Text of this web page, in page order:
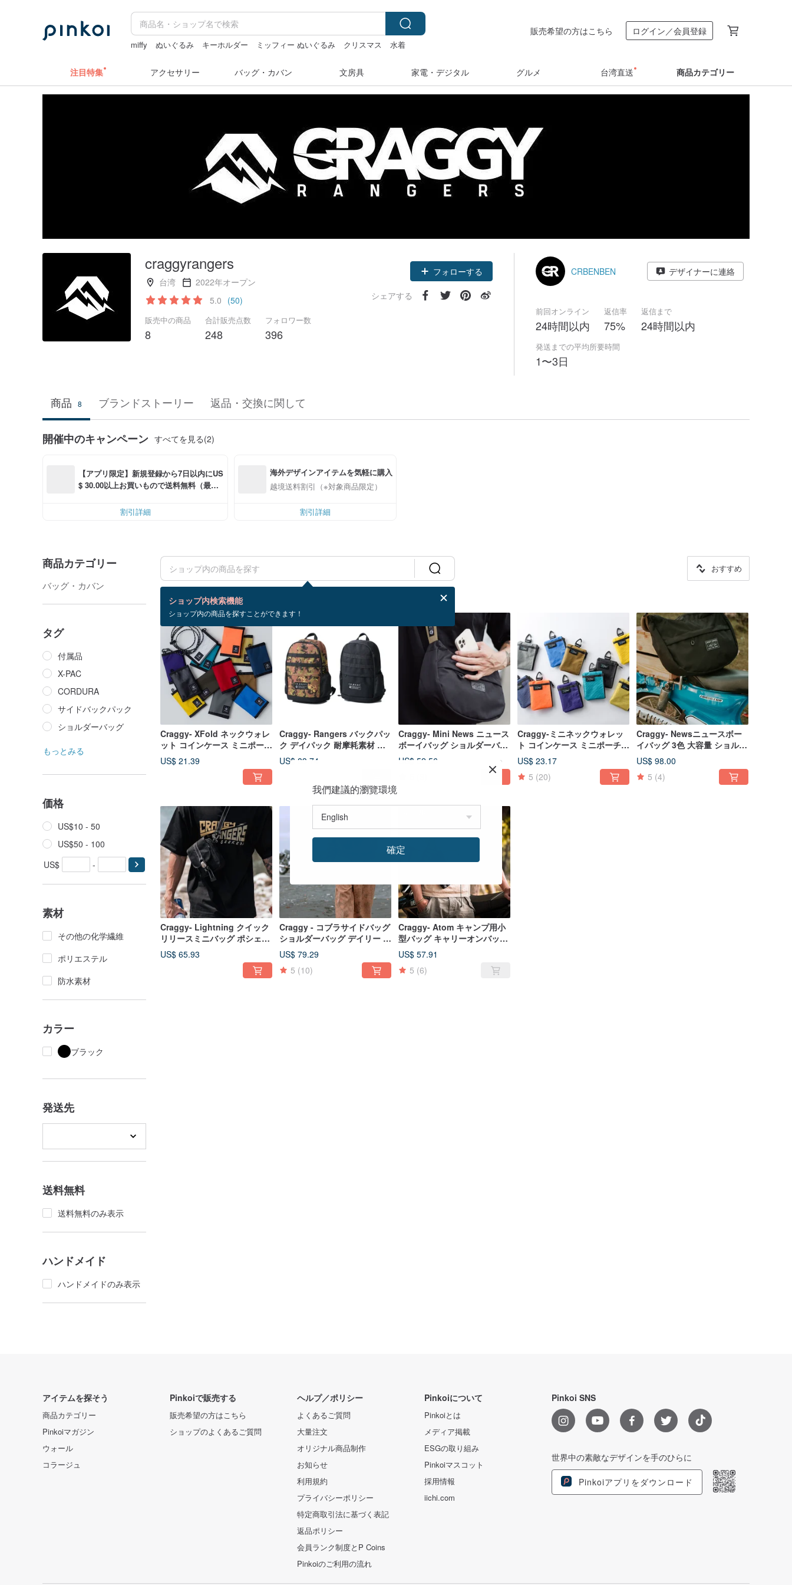
miffy ぬいぐるみ キーホルダー ミッフィー ぬいぐるみ クリスマス
水着
販売希望の方はこちら ログイン／会員登録
注目特集 アクセサリー バッグ・カバン 文房具 家電・デジタル グルメ 台湾直送 商品カテゴリー
craggyrangers
台湾
2022年オープン
5.0 (50)
販売中の商品
8
合計販売点数
248
フォロワー数
396
フォローする
シェアする
CRBENBEN デザイナーに連絡
前回オンライン
24時間以内
返信率
75%
返信まで
24時間以内
発送までの平均所要時間
1〜3日
商品 8 ブランドストーリー 返品・交換に関して
開催中のキャンペーン すべてを見る(2)
【アプリ限定】新規登録から7日以内にUS
$ 30.00以上お買いもので送料無料（最大U
割引詳細
海外デザインアイテムを気軽に購入
越境送料割引（※対象商品限定）
割引詳細
商品カテゴリー
バッグ・カバン
タグ
付属品
X-PAC
CORDURA
サイドバックパック
ショルダーバッグ
もっとみる
価格
US$10 - 50
US$50 - 100
US$
-
素材
その他の化学繊維
ポリエステル
防水素材
カラー
ブラック
発送先
送料無料
送料無料のみ表示
ハンドメイド
ハンドメイドのみ表示
ショップ内検索機能
ショップ内の商品を探すことができます！
おすすめ
検索結果：8 件
Craggy- XFold ネックウォレ
ット コインケース ミニポーチ
財布 機能性 防水 アウトドア
US$ 21.39
Craggy- Rangers バックパッ
ク デイパック 耐摩耗素材 機
能素材 デイリーユースバッグ
US$ 83.74
Craggy- Mini News ニュース
ボーイバッグ ショルダーバッ
グ ボディバッグ デイリーバッ
グ 斜め掛けバッグ クロスボデ
US$ 52.56
Craggy-ミニネックウォレッ
ト コインケース ミニポーチ
ウォレット 機能性 防水 アウ
トドア X-PAC
US$ 23.17
5 (20)
Craggy- Newsニュースボー
イバッグ 3色 大容量 ショルダ
ーバッグ 斜め掛けバッグ ワン
ショルダーバッグ 通勤バッグ
US$ 98.00
5 (4)
Craggy- Lightning クイック
リリースミニバッグ ポシェッ
ト ショルダーバッグ ミニバッ
グ 磁気バックル
US$ 65.93
Craggy - コブラサイドバッグ
ショルダーバッグ デイリー 男
女兼用 コーデ ストリート
cordura Xpac
US$ 79.29
5 (10)
Craggy- Atom キャンプ用小
型バッグ キャリーオンバッグ
デイリーバッグ キャンプ マウ
ンテン 防水 軽量 XPAC
US$ 57.91
5 (6)
アイテムを探そう
商品カテゴリー
Pinkoiマガジン
ウォール
コラージュ
Pinkoiで販売する
販売希望の方はこちら
ショップのよくあるご質問
ヘルプ／ポリシー
よくあるご質問
大量注文
オリジナル商品制作
お知らせ
利用規約
プライバシーポリシー
特定商取引法に基づく表記
返品ポリシー
会員ランク制度とP Coins
Pinkoiのご利用の流れ
Pinkoiについて
Pinkoiとは
メディア掲載
ESGの取り組み
Pinkoiマスコット
採用情報
iichi.com
Pinkoi SNS
世界中の素敵なデザインを手のひらに
Pinkoiアプリをダウンロード
我們建議的瀏覽環境
確定